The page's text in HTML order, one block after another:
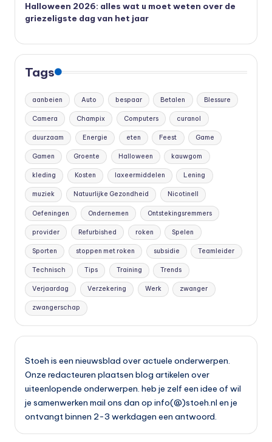
Halloween 2026: alles wat u moet weten over de
griezeligste dag van het jaar
Tags
aanbeien Auto bespaar Betalen Blessure
Camera Champix Computers curanol
duurzaam Energie eten Feest Game
Gamen Groente Halloween kauwgom
kleding Kosten laxeermiddelen Lening
muziek Natuurlijke Gezondheid Nicotinell
Oefeningen Ondernemen Ontstekingsremmers
provider Refurbished roken Spelen
Sporten stoppen met roken subsidie Teamleider
Technisch Tips Training Trends
Verjaardag Verzekering Werk zwanger
zwangerschap
Stoeh is een nieuwsblad over actuele onderwerpen.
Onze redacteuren plaatsen blog artikelen over
uiteenlopende onderwerpen. heb je zelf een idee of wil
je samenwerken mail ons dan op info(@)stoeh.nl en je
ontvangt binnen 2-3 werkdagen een antwoord.